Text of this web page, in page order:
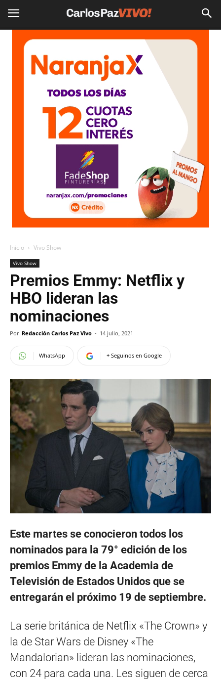
Inicio Vivo Show
Vivo Show
Premios Emmy: Netflix y
HBO lideran las
nominaciones
Por Redacción Carlos Paz Vivo - 14 julio, 2021
WhatsApp + Seguinos en Google
Este martes se conocieron todos los
nominados para la 79° edición de los
premios Emmy de la Academia de
Televisión de Estados Unidos que se
entregarán el próximo 19 de septiembre.
La serie británica de Netflix «The Crown» y
la de Star Wars de Disney «The
Mandalorian» lideran las nominaciones,
con 24 para cada una. Les siguen de cerca